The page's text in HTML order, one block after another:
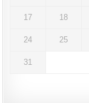
17 18
24 25
31